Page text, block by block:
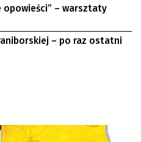
opowieści” – warsztaty
– po raz ostatni